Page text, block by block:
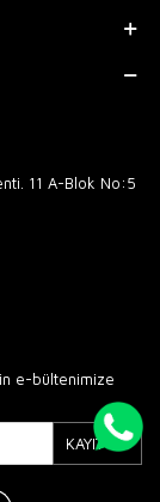
11 A-Blok No:5
e-bültenimize
KAYIT OL